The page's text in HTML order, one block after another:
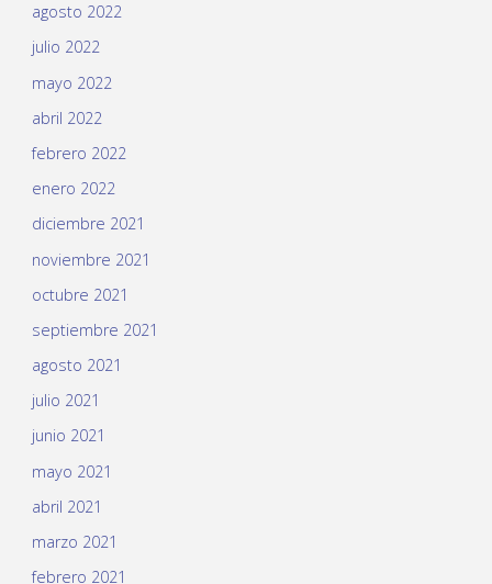
agosto 2022
julio 2022
mayo 2022
abril 2022
febrero 2022
enero 2022
diciembre 2021
noviembre 2021
octubre 2021
septiembre 2021
agosto 2021
julio 2021
junio 2021
mayo 2021
abril 2021
marzo 2021
febrero 2021